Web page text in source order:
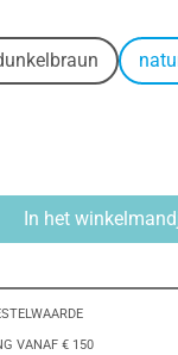
In het
VANAF € 150